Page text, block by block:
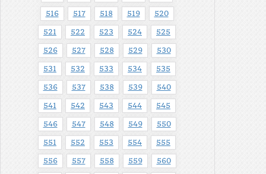
516 517 518 519 520
521 522 523 524 525
526 527 528 529 530
531 532 533 534 535
536 537 538 539 540
541 542 543 544 545
546 547 548 549 550
551 552 553 554 555
556 557 558 559 560